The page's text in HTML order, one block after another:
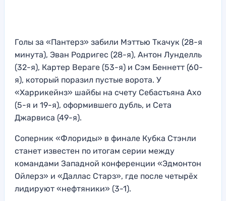
Голы за «Пантерз» забили Мэттью Ткачук (28-я
минута), Эван Родригес (28-я), Антон Лунделль
(32-я), Картер Вераге (53-я) и Сэм Беннетт (60-
я), который поразил пустые ворота. У
«Харрикейнз» шайбы на счету Себастьяна Ахо
(5-я и 19-я), оформившего дубль, и Сета
Джарвиса (49-я).
Соперник «Флориды» в финале Кубка Стэнли
станет известен по итогам серии между
командами Западной конференции «Эдмонтон
Ойлерз» и «Даллас Старз», где после четырёх
лидируют «нефтяники» (3-1).